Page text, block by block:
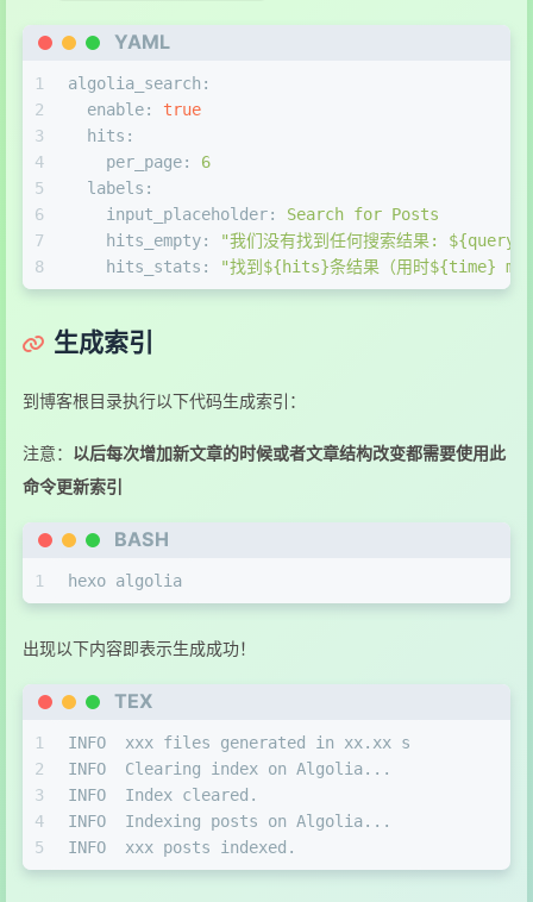
YAML
1
2
3
4
5
6
7
8
algolia_search:
enable:
true
hits:
per_page:
6
labels:
input_placeholder:
Search for Posts
hits_empty:
"我们没有找到任何搜索结果: ${query}"
hits_stats:
"找到${hits}条结果（用时${time} ms
生成索引
到博客根目录执行以下代码生成索引：
注意： 以后每次增加新文章的时候或者文章结构改变都需要使用此
命令更新索引
BASH
1 hexo algolia
出现以下内容即表示生成成功！
TEX
1
2
3
4
5
INFO  xxx files generated in xx.xx s
INFO  Clearing index on Algolia...
INFO  Index cleared.
INFO  Indexing posts on Algolia...
INFO  xxx posts indexed.